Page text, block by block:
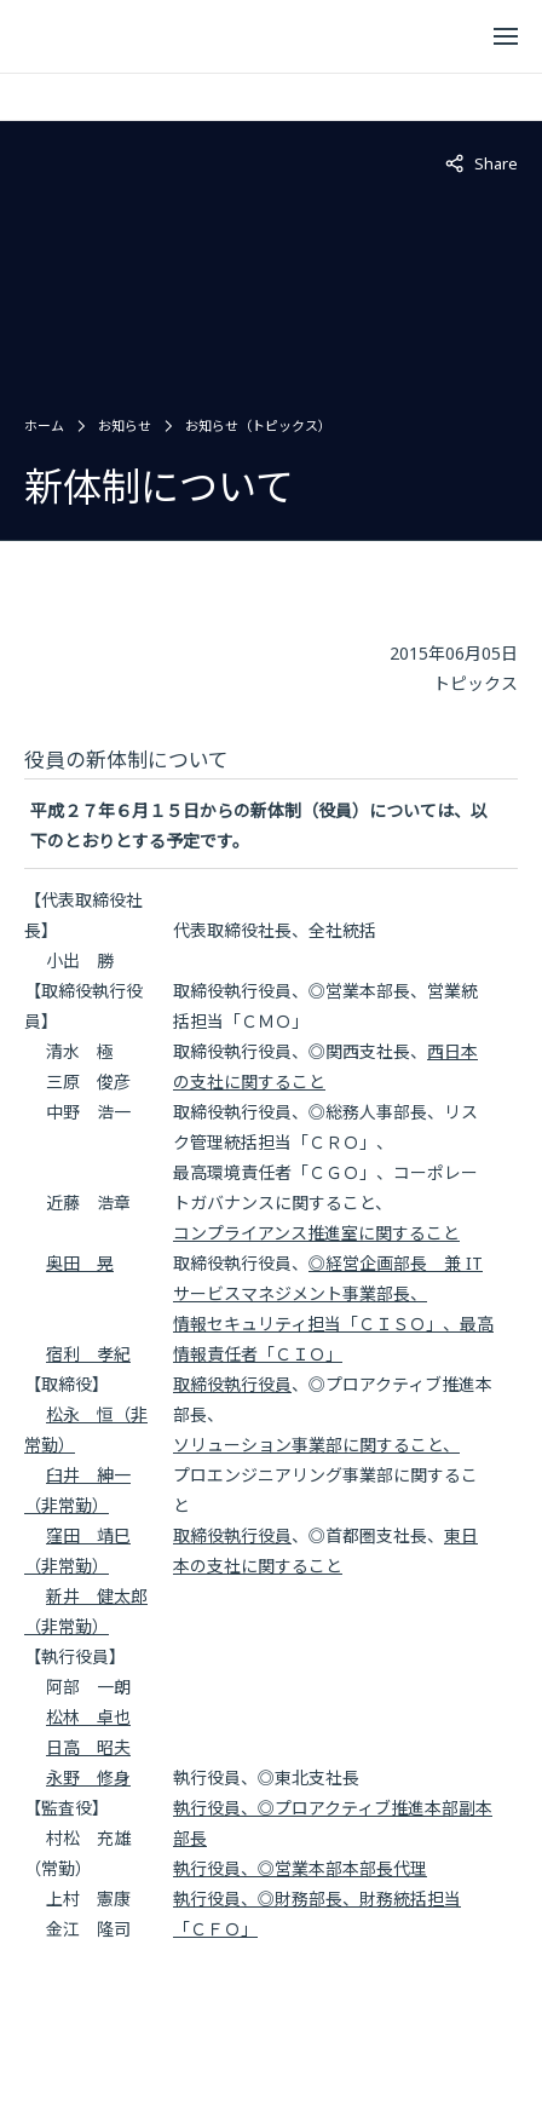
ホーム お知らせ お知らせ（トピックス）
新体制について
Share
Not
2015年06月05日
トピックス
役員の新体制について
平成２７年６月１５日からの新体制（役員）については、以
下のとおりとする予定です。
【代表取締役社
長】
小出 勝
【取締役執行役
員】
清水 極
三原 俊彦
中野 浩一
近藤 浩章
奥田 晃
宿利 孝紀
【取締役】
松永 恒（非
常勤）
臼井 紳一
（非常勤）
窪田 靖巳
（非常勤）
新井 健太郎
（非常勤）
【執行役員】
阿部 一朗
松林 卓也
日高 昭夫
永野 修身
【監査役】
村松 充雄
（常勤）
上村 憲康
金江 隆司
代表取締役社長、全社統括
取締役執行役員、◎営業本部長、営業統
括担当「ＣＭＯ」
取締役執行役員、◎関西支社長、 西日本
の支社に関すること
取締役執行役員、◎総務人事部長、リス
ク管理統括担当「ＣＲＯ」、
最高環境責任者「ＣＧＯ」、コーポレー
トガバナンスに関すること、
コンプライアンス推進室に関すること
取締役執行役員、 ◎経営企画部長 兼 IT
サービスマネジメント事業部長、
情報セキュリティ担当「ＣＩＳＯ」、最高
情報責任者「ＣＩＯ」
取締役執行役員、◎プロアクティブ推進本
部長、
ソリューション事業部に関すること、
プロエンジニアリング事業部に関するこ
と
取締役執行役員、◎首都圏支社長、 東日
本の支社に関すること
執行役員、◎東北支社長
執行役員、◎プロアクティブ推進本部副本
部長
執行役員、◎営業本部本部長代理
執行役員、◎財務部長、財務統括担当
「ＣＦＯ」